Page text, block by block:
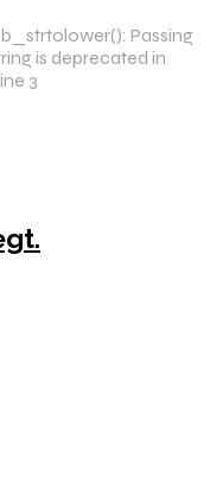
Passing
is deprecated in
3